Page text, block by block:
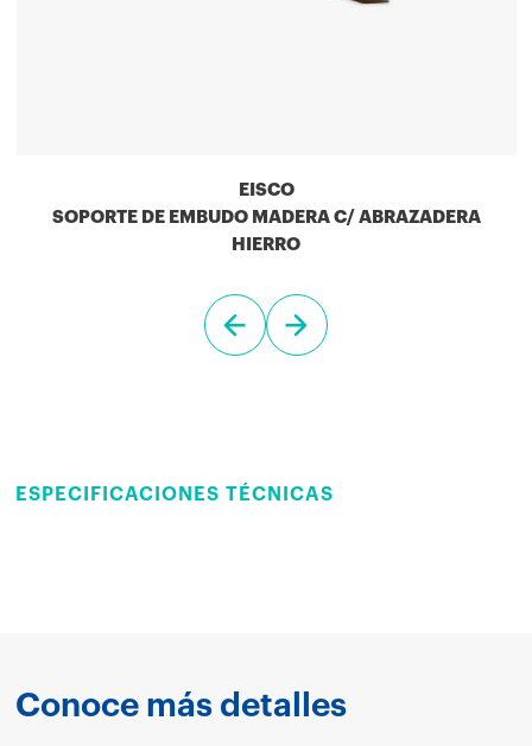
EISCO
SOPORTE DE EMBUDO MADERA C/ ABRAZADERA
HIERRO
Conoce más detalles
ESPECIFICACIONES TÉCNICAS